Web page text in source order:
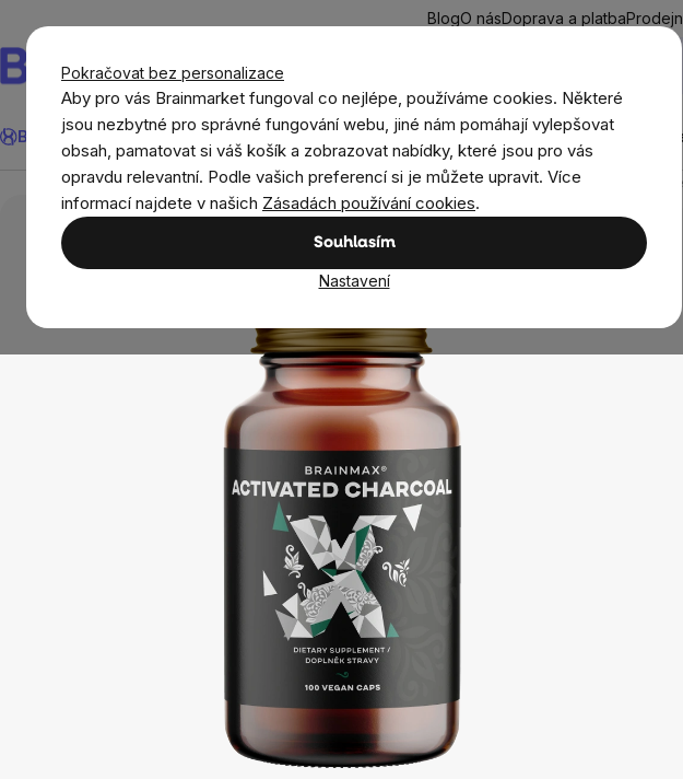
Pokračovat bez personalizace
Aby pro vás Brainmarket fungoval co nejlépe, používáme cookies. Některé
jsou nezbytné pro správné fungování webu, jiné nám pomáhají vylepšovat
obsah, pamatovat si váš košík a zobrazovat nabídky, které jsou pro vás
opravdu relevantní. Podle vašich preferencí si je můžete upravit. Více
informací najdete v našich Zásadách používání cookies.
Souhlasím
Nastavení
obsah
BlogO násDoprava a platba
Hledat
BrainMax® Léto Ušetři CíleDoplňky stravy a výživaNovinkyMužiŽenyDěti
BrainMax® BrainMax Activated Charcoal, aktivní uhlí z kokosových